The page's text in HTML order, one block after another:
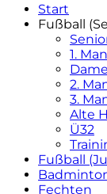
Start
Fußball
1.
2.
3.
Alte
Ü32
Fußball
Fechten